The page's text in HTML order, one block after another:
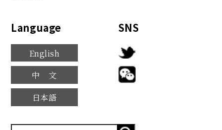
Language
English
中文
日本語
SNS